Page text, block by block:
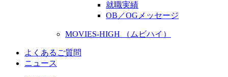
就職実績
OB／OGメッセージ
MOVIES-HIGH （ムビハイ）
よくあるご質問
ニュース